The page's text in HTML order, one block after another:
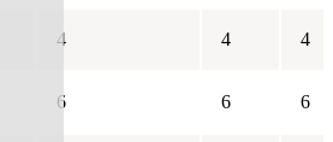
4 4 4
6 6 6